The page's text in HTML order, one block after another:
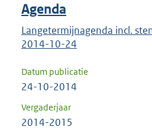
Agenda
Langetermijnagenda incl.
2014-10-24
Datum publicatie
24-10-2014
Vergaderjaar
2014-2015